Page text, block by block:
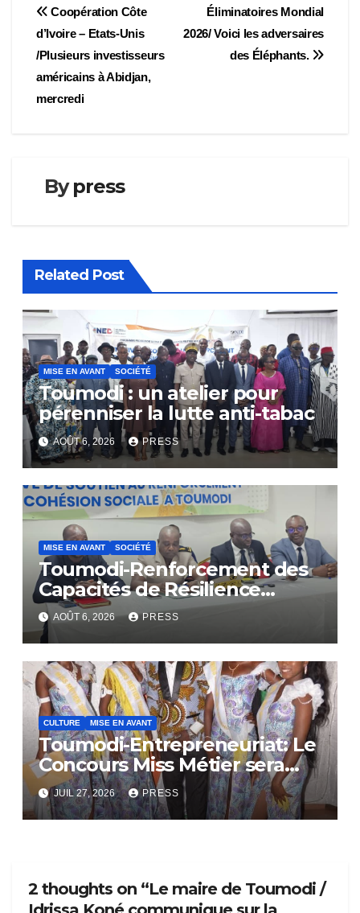
Navigation
de
l’article
Éliminatoires Mondial
2026/ Voici les adversaires
des Éléphants.
Coopération Côte
d’Ivoire – Etats-Unis
/Plusieurs investisseurs
américains à Abidjan,
mercredi
Bypress
Related Post
MISE EN AVANT SOCIÉTÉ
Toumodi : un atelier pour
pérenniser la lutte anti-tabac
AOÛT 6, 2026 PRESS
MISE EN AVANT SOCIÉTÉ
Toumodi-Renforcement des
Capacités de Résilience
Communautaire
AOÛT 6, 2026 PRESS
CULTURE MISE EN AVANT
Toumodi-Entrepreneuriat: Le
Concours Miss Métier sera
bientôt lance.
JUIL 27, 2026 PRESS
2 thoughts on “Le maire de Toumodi /